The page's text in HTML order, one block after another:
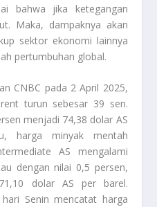
bahwa jika ketegangan
Maka, dampaknya akan
sektor ekonomi lainnya
pertumbuhan global.
CNBC pada 2 April 2025,
turun sebesar 39 sen.
menjadi 74,38 dolar AS
harga minyak mentah
AS mengalami
dengan nilai 0,5 persen,
dolar AS per barel.
Senin mencatat harga